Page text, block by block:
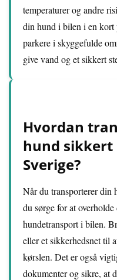
temperaturer og andre
din hund i bilen i en kort
parkere i skyggefulde
give vand og et sikkert
Hvordan
hund
Sverige?
Når du transporterer din
du sørge for at
hundetransport i bilen.
eller et sikkerhedsnet til
kørslen. Det er også
dokumenter og sikre, at